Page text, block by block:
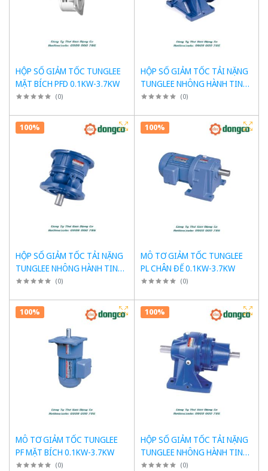
HỘP SỐ GIẢM TỐC TUNGLEE
MẶT BÍCH PFD 0.1KW-3.7KW
(0)
HỘP SỐ GIẢM TỐC TẢI NẶNG
TUNGLEE NHÔNG HÀNH TINH
CHÂN ĐẾ HF 0.1KW-3.7KW
(0)
100%
HỘP SỐ GIẢM TỐC TẢI NẶNG
TUNGLEE NHÔNG HÀNH TINH
MẶT BÍCH VF200-VF313
(0)
100%
MÔ TƠ GIẢM TỐC TUNGLEE
PL CHÂN ĐẾ 0.1KW-3.7KW
(0)
100%
MÔ TƠ GIẢM TỐC TUNGLEE
PF MẶT BÍCH 0.1KW-3.7KW
(0)
100%
HỘP SỐ GIẢM TỐC TẢI NẶNG
TUNGLEE NHÔNG HÀNH TINH
CHÂN ĐẾ HS200-HS313
(0)